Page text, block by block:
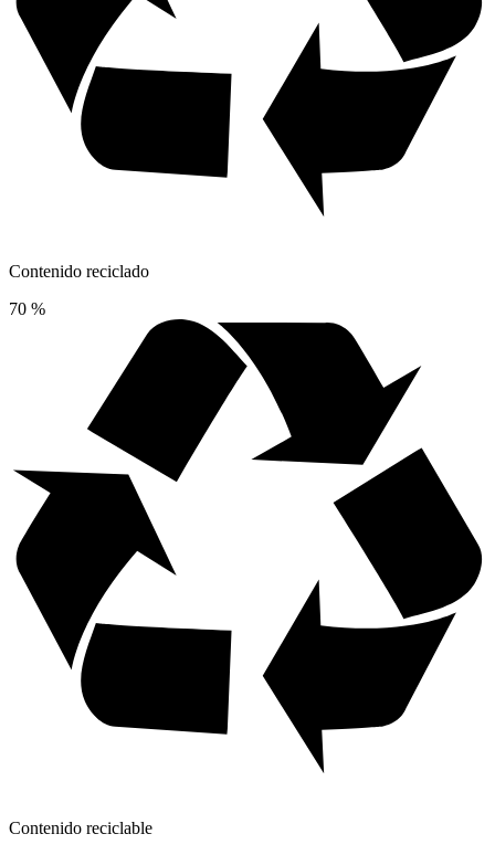
Contenido reciclado
70 %
Contenido reciclable